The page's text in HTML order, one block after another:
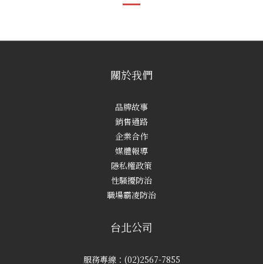
關於我們
品牌故事
銷售通路
企業合作
媒體報導
隱私權政策
性騷擾防治
職場霸凌防治
台北公司
服務專線：(02)2567-7855